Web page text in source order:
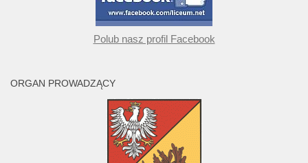
Polub nasz profil Facebook
ORGAN PROWADZĄCY